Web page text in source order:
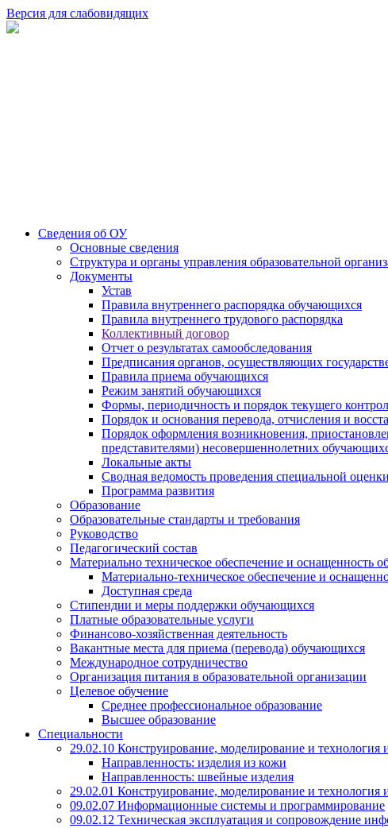
Версия для слабовидящих
Сведения об ОУ
Основные сведения
Структура и органы управления образовательной
Документы
Устав
Правила внутреннего распорядка обучающихся
Правила внутреннего трудового распорядка
Коллективный договор
Отчет о результатах самообследования
Предписания органов, осуществляющих
Правила приема обучающихся
Режим занятий обучающихся
Формы, периодичность и порядок текущего
Порядок и основания перевода, отчисления и
Порядок оформления возникновения,
представителями) несовершеннолетних
Локальные акты
Сводная ведомость проведения специальной
Программа развития
Образование
Образовательные стандарты и требования
Руководство
Педагогический состав
Материально техническое обеспечение и оснащенность
Материально-техническое обеспечение и
Доступная среда
Стипендии и меры поддержки обучающихся
Платные образовательные услуги
Финансово-хозяйственная деятельность
Вакантные места для приема (перевода) обучающихся
Международное сотрудничество
Организация питания в образовательной организации
Целевое обучение
Среднее профессиональное образование
Высшее образование
Специальности
29.02.10 Конструирование, моделирование и
Направленность: изделия из кожи
Направленность: швейные изделия
29.02.01 Конструирование, моделирование и технология
09.02.07 Информационные системы и программирование
09.02.12 Техническая эксплуатация и сопровождение